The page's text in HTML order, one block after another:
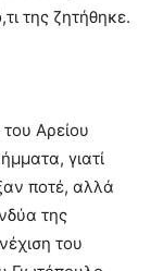
της ζητήθηκε.
Αρείου
γιατί
ποτέ, αλλά
της
του